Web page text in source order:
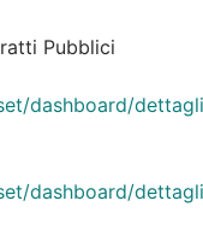
Pubblici
dashboard/
dashboard/